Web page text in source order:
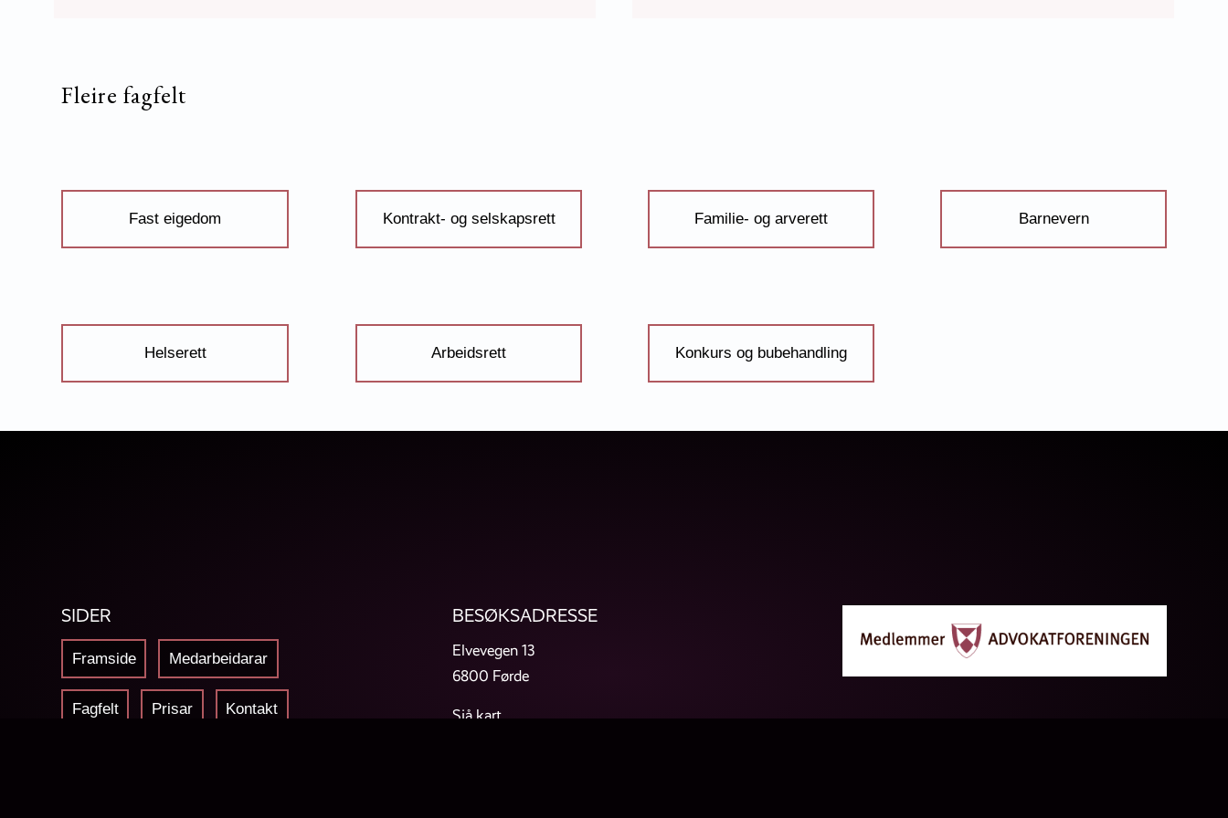
Fleire fagfelt
Fast eigedom Kontrakt- og selskapsrett Familie- og arverett Barnevern
Helserett Arbeidsrett Konkurs og bubehandling
SIDER
Framside Medarbeidarar
Fagfelt Prisar Kontakt
BESØKSADRESSE
Elvevegen 13
6800 Førde
Sjå kart